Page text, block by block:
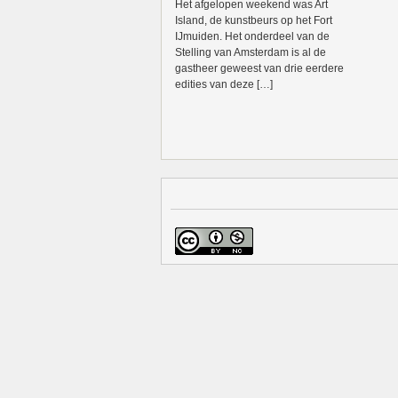
Het afgelopen weekend was Art
Island, de kunstbeurs op het Fort
IJmuiden. Het onderdeel van de
Stelling van Amsterdam is al de
gastheer geweest van drie eerdere
edities van deze […]